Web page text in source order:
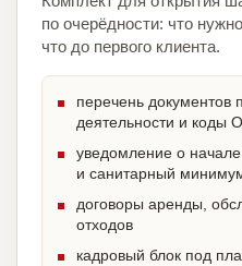
по очерёдности: что
что до первого клиента.
перечень документов
деятельности и коды
уведомление о начале
и санитарный
договоры аренды,
отходов
кадровый блок под